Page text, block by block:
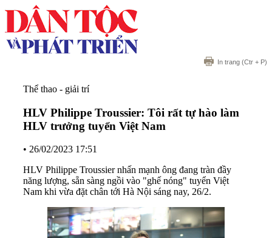
In trang (Ctr + P)
Thể thao - giải trí
HLV Philippe Troussier: Tôi rất tự hào làm
HLV trưởng tuyển Việt Nam
• 26/02/2023 17:51
HLV Philippe Troussier nhấn mạnh ông đang tràn đầy
năng lượng, sẵn sàng ngồi vào "ghế nóng" tuyển Việt
Nam khi vừa đặt chân tới Hà Nội sáng nay, 26/2.